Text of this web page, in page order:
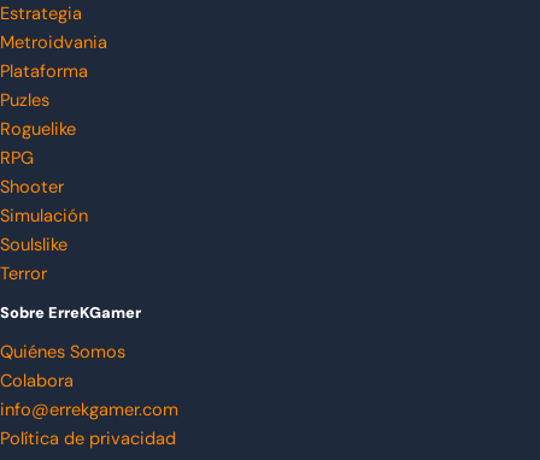
Estrategia
Metroidvania
Plataforma
Puzles
Roguelike
RPG
Shooter
Simulación
Soulslike
Terror
Sobre ErreKGamer
Quiénes Somos
Colabora
info@errekgamer.com
Política de privacidad